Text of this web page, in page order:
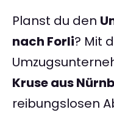
Planst du den
nach Forli? Mit
Kruse aus
reibungslosen